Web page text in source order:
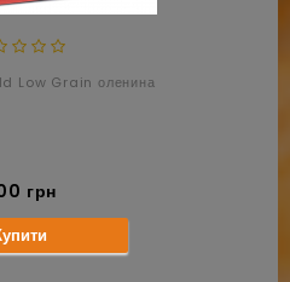
Low Grain оленина
грн